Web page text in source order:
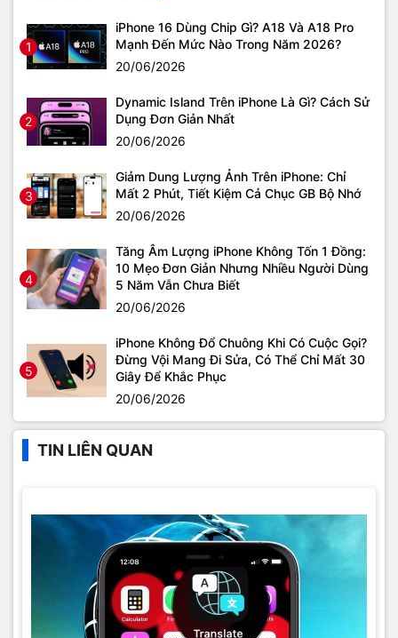
1
iPhone 16 Dùng Chip Gì? A18 Và A18 Pro
Mạnh Đến Mức Nào Trong Năm 2026?
20/06/2026
2
Dynamic Island Trên iPhone Là Gì? Cách Sử
Dụng Đơn Giản Nhất
20/06/2026
3
Giảm Dung Lượng Ảnh Trên iPhone: Chỉ
Mất 2 Phút, Tiết Kiệm Cả Chục GB Bộ Nhớ
20/06/2026
4
Tăng Âm Lượng iPhone Không Tốn 1 Đồng:
10 Mẹo Đơn Giản Nhưng Nhiều Người Dùng
5 Năm Vẫn Chưa Biết
20/06/2026
5
iPhone Không Đổ Chuông Khi Có Cuộc Gọi?
Đừng Vội Mang Đi Sửa, Có Thể Chỉ Mất 30
Giây Để Khắc Phục
20/06/2026
TIN LIÊN QUAN